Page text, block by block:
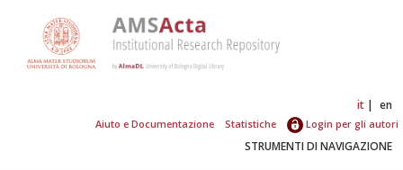
it en
Aiuto e Documentazione Statistiche Login per gli autori
STRUMENTI DI NAVIGAZIONE